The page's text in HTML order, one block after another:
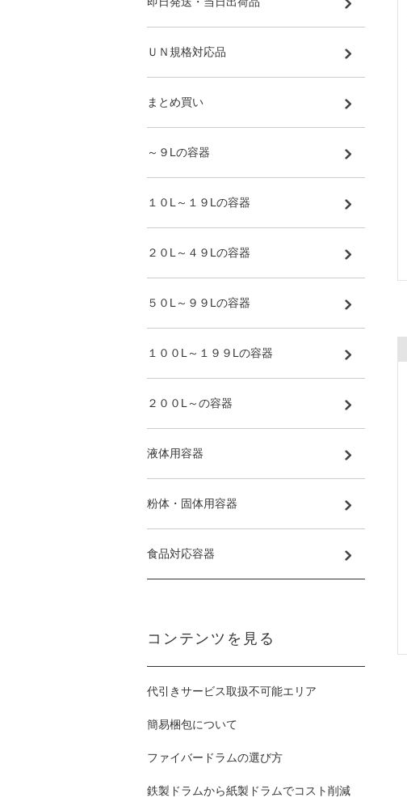
ＵＮ規格対応品
まとめ買い
～９Lの容器
１０L～１９Lの容器
２０L～４９Lの容器
５０L～９９Lの容器
１００L～１９９Lの容器
２００L～の容器
液体用容器
粉体・固体用容器
食品対応容器
コンテンツを見る
代引きサービス取扱不可能エリア
簡易梱包について
ファイバードラムの選び方
鉄製ドラムから紙製ドラムでコスト削減